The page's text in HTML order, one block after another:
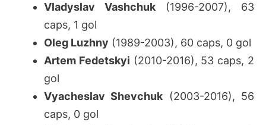
Vladyslav Vashchuk (1996-2007), 63
caps, 1 gol
Oleg Luzhny (1989-2003), 60 caps, 0 gol
Artem Fedetskyi (2010-2016), 53 caps, 2
gol
Vyacheslav Shevchuk (2003-2016), 56
caps, 0 gol